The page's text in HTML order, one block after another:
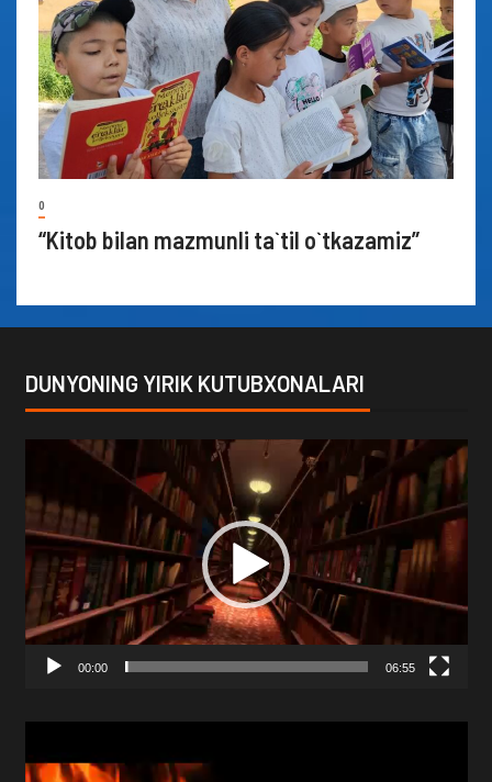
0
“Kitob bilan mazmunli ta`til o`tkazamiz”
DUNYONING YIRIK KUTUBXONALARI
00:00 06:55
Player